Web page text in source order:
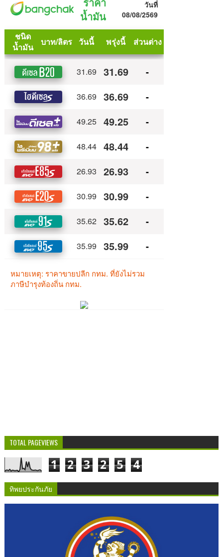
TOTAL PAGEVIEWS
1 2 3 2 5 4
ทิพยประกันภัย